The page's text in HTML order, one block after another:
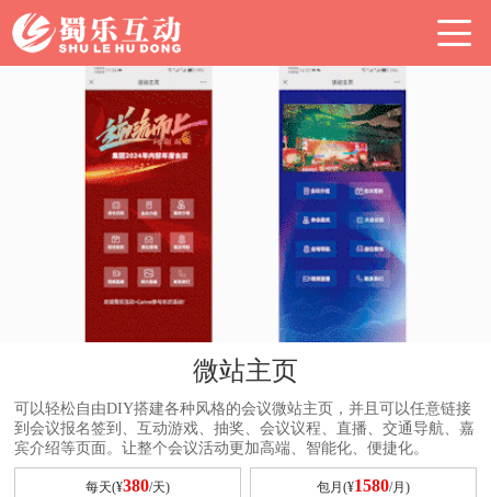
微站主页
可以轻松自由DIY搭建各种风格的会议微站主页，并且可以任意链接
到会议报名签到、互动游戏、抽奖、会议议程、直播、交通导航、嘉
宾介绍等页面。让整个会议活动更加高端、智能化、便捷化。
每天(¥380/天) 包月(¥1580/月)